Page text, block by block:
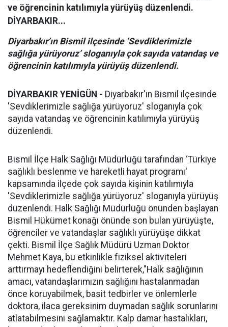
ve öğrencinin katılımıyla yürüyüş düzenlendi.
DİYARBAKIR...
Diyarbakır’ın Bismil ilçesinde ’Sevdiklerimizle
sağlığa yürüyoruz’ sloganıyla çok sayıda vatandaş ve
öğrencinin katılımıyla yürüyüş düzenlendi.
DİYARBAKIR YENİGÜN - Diyarbakır'ın Bismil ilçesinde
'Sevdiklerimizle sağlığa yürüyoruz' sloganıyla çok
sayıda vatandaş ve öğrencinin katılımıyla yürüyüş
düzenlendi.
Bismil İlçe Halk Sağlığı Müdürlüğü tarafından ‘Türkiye
sağlıklı beslenme ve hareketli hayat programı'
kapsamında ilçede çok sayıda kişinin katılımıyla
'Sevdiklerimizle sağlığa yürüyoruz' sloganıyla yürüyüş
düzenlendi. Halk Sağlığı Müdürlüğü önünden başlayan
Bismil Hükümet konağı önünde son bulan yürüyüşte,
öğrenciler ve vatandaşlar sağlıklı yürüyüşe dikkat
çekti. Bismil İlçe Sağlık Müdürü Uzman Doktor
Mehmet Kaya, bu etkinlikle fiziksel aktiviteleri
arttırmayı hedeflendiğini belirterek,"Halk sağlığının
amacı, vatandaşlarımızın sağlığını hastalanmadan
önce koruyabilmek, basit tedbirler ve önlemlerle
doktora, ilaca gereksinim duymadan sağlık sorunlarını
atlatabilmesini sağlamaktır. Kalp damar hastalıkları,